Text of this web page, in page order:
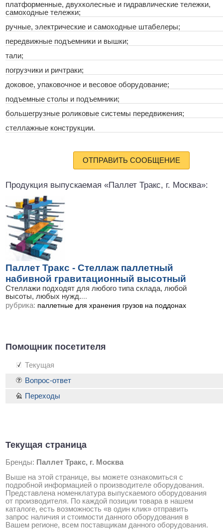
платформенные, двухколесные и гидравлические тележки,
самоходные тележки;
ручные, электрические и самоходные штабелеры;
передвижные подъемники и вышки;
тали;
погрузчики и ричтраки;
доковое, упаковочное и весовое оборудование;
подъемные столы и подъемники;
большегрузные роликовые системы передвижения;
стеллажные конструкции.
ОТПРАВИТЬ СООБЩЕНИЕ
Продукция выпускаемая «Паллет Тракс, г. Москва»:
Паллет Тракс - Стеллаж паллетный
набивной гравитационный высотный
Стеллажи подходят для любого типа склада, любой
высоты, любых нужд....
рубрика: паллетные для хранения грузов на поддонах
Помощник посетителя
Текущая
Текущая страница
Бренды: Паллет Тракс, г. Москва
Выше на этой странице, вы можете ознакомиться с
подробной информацией о производителе оборудования.
Представлена номенклатура выпускаемого оборудования
от производителя. По каждой позиции товара в нашем
каталоге, есть возможность «в один клик» отправить
запрос наличия и стоимости данного оборудования в
Вашем регионе, всем поставщикам данного оборудования.
Вопрос-ответ
Переходы